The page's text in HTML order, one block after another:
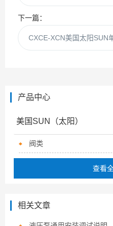
下一篇：
CXCE-XCN美国太阳SUN
产品中心
美国SUN（太阳）
阀类
查看
相关文章